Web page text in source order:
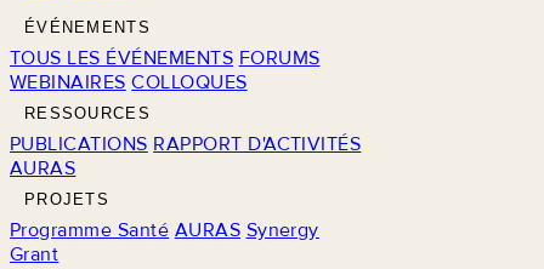
ÉVÉNEMENTS
TOUS LES ÉVÉNEMENTS FORUMS
WEBINAIRES COLLOQUES
RESSOURCES
PUBLICATIONS RAPPORT D'ACTIVITÉS
AURAS
PROJETS
Programme Santé AURAS Synergy
Grant